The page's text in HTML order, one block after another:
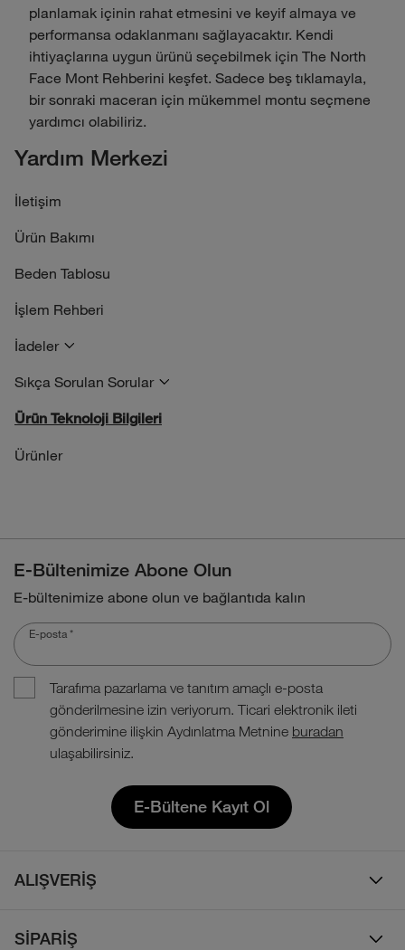
Yardım Merkezi
İletişim
Ürün Bakımı
Beden Tablosu
İşlem Rehberi
İadeler
Sıkça Sorulan Sorular
Ürün Teknoloji Bilgileri
Ürünler
planlamak içinin rahat etmesini ve keyif almaya ve
performansa odaklanmanı sağlayacaktır. Kendi
ihtiyaçlarına uygun ürünü seçebilmek için The North
Face Mont Rehberini keşfet. Sadece beş tıklamayla,
bir sonraki maceran için mükemmel montu seçmene
yardımcı olabiliriz.
E-Bültenimize Abone Olun
E-bültenimize abone olun ve bağlantıda kalın
E-posta *
Tarafıma pazarlama ve tanıtım amaçlı e-posta
gönderilmesine izin veriyorum. Ticari elektronik ileti
gönderimine ilişkin Aydınlatma Metnine buradan
ulaşabilirsiniz.
E-Bültene Kayıt Ol
ALIŞVERİŞ
SİPARİŞ